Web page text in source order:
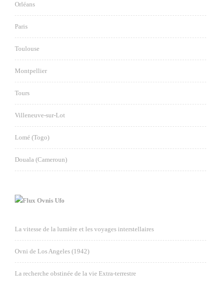
Orléans
Paris
Toulouse
Montpellier
Tours
Villeneuve-sur-Lot
Lomé (Togo)
Douala (Cameroun)
Ovnis Ufo
La vitesse de la lumière et les voyages interstellaires
Ovni de Los Angeles (1942)
La recherche obstinée de la vie Extra-terrestre